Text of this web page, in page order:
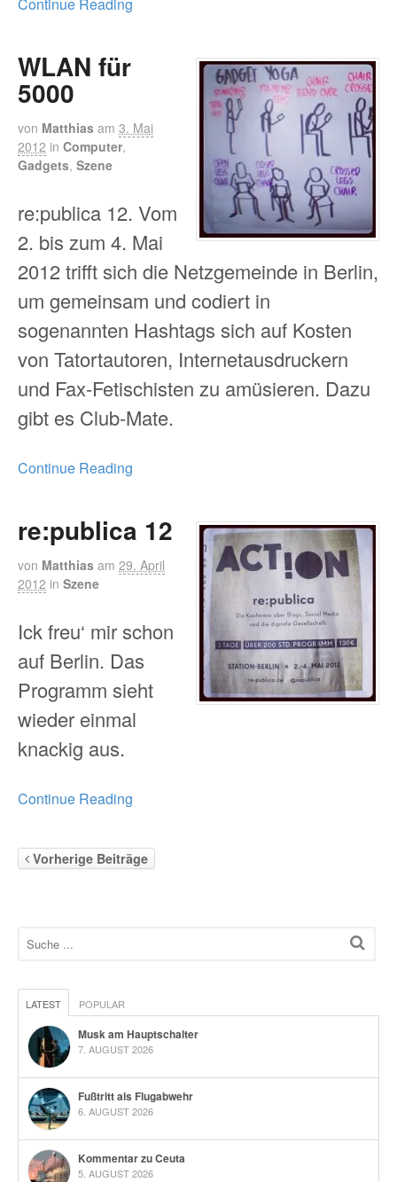
Continue Reading
WLAN für
5000
von Matthias am 3. Mai
2012 in Computer,
Gadgets, Szene
re:publica 12. Vom
2. bis zum 4. Mai
2012 trifft sich die Netzgemeinde in Berlin,
um gemeinsam und codiert in
sogenannten Hashtags sich auf Kosten
von Tatortautoren, Internetausdruckern
und Fax-Fetischisten zu amüsieren. Dazu
gibt es Club-Mate.
Continue Reading
re:publica 12
von Matthias am 29. April
2012 in Szene
Ick freu‘ mir schon
auf Berlin. Das
Programm sieht
wieder einmal
knackig aus.
Continue Reading
Vorherige Beiträge
LATEST POPULAR
Musk am Hauptschalter
7. AUGUST 2026
Fußtritt als Flugabwehr
6. AUGUST 2026
Kommentar zu Ceuta
5. AUGUST 2026